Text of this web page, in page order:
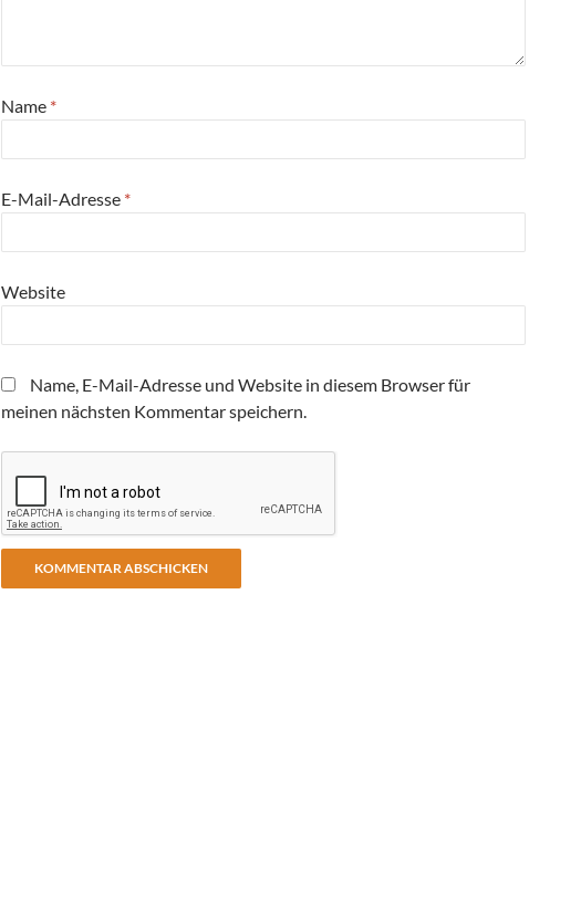
Name *
E-Mail-Adresse *
Website
Name, E-Mail-Adresse und Website in diesem Browser für
meinen nächsten Kommentar speichern.